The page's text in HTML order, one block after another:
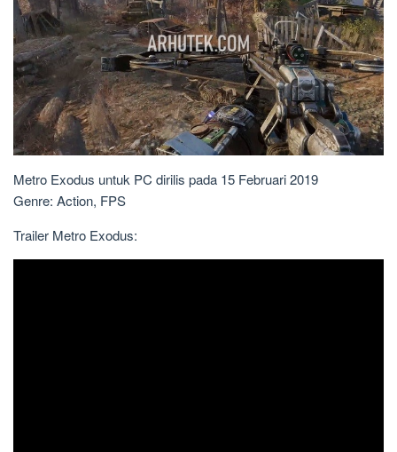
Metro Exodus untuk PC dirilis pada 15 Februari 2019
Genre: Action, FPS
Trailer Metro Exodus: